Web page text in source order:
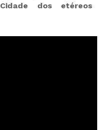
Cidade dos etéreos